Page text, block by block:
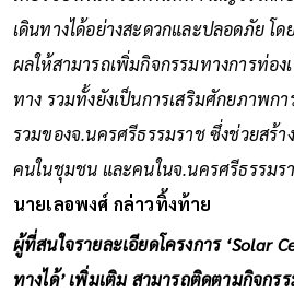
เดินทางได้อย่างสะดวกและปลอดภัย โด
ผลให้สามารถเพิ่มกิจกรรมทางการท่อง
ทาง รวมทั้งยังเป็นการเสริมศักยภาพกา
รวมของจ.นครศรีธรรมราช ซึ่งช่วยสร้
คนในชุมชน และคนในจ.นครศรีธรรมร
นายเลอพงศ์ กล่าวทิ้งท้าย
ผู้ที่สนใจรายละเอียดโครงการ ‘Solar
ทางได้’ เพิ่มเติม สามารถติดตามกิจกร